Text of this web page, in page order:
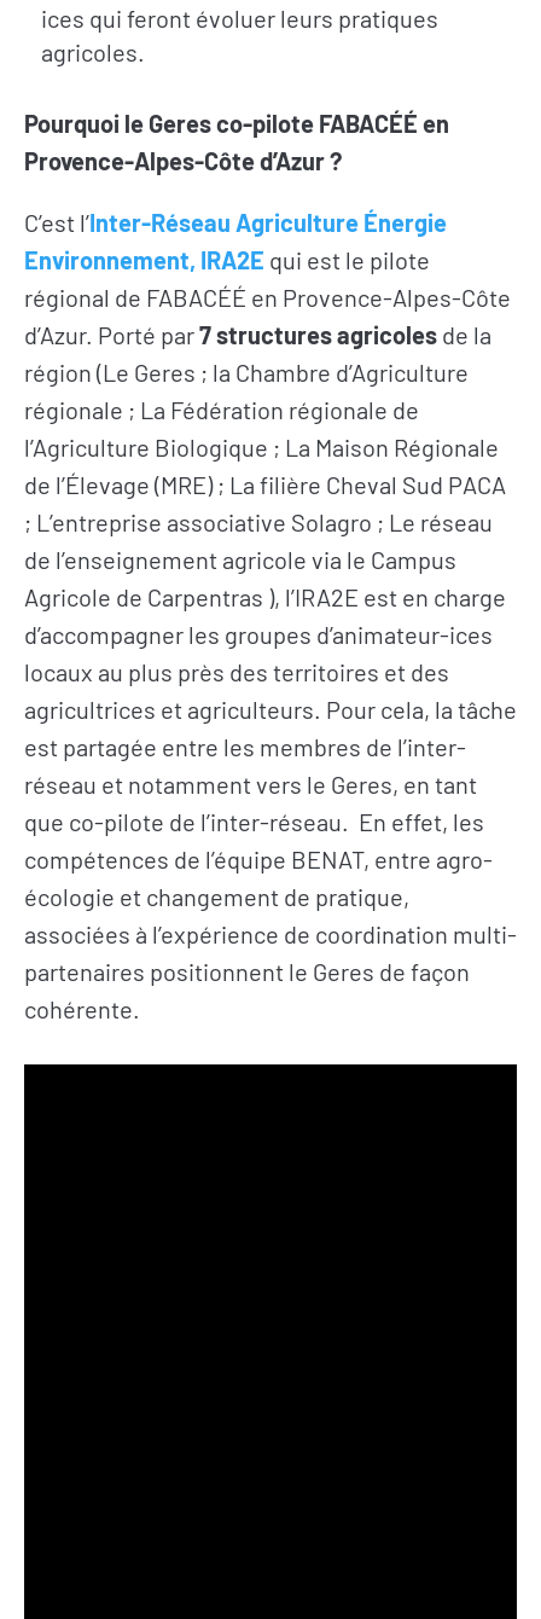
projets
Guides et
Décryptages
collectivités
ices qui feront évoluer leurs pratiques
agricoles.
Pourquoi le Geres co-pilote FABACÉÉ en
Provence-Alpes-Côte d’Azur ?
C’est l’Inter-Réseau Agriculture Énergie
Environnement, IRA2E qui est le pilote
régional de FABACÉÉ en Provence-Alpes-Côte
d’Azur. Porté par7 structures agricoles de la
région (Le Geres ; la Chambre d’Agriculture
régionale ; La Fédération régionale de
l’Agriculture Biologique ; La Maison Régionale
de l’Élevage (MRE) ; La filière Cheval Sud PACA
; L’entreprise associative Solagro ; Le réseau
de l’enseignement agricole via le Campus
Agricole de Carpentras ), l’IRA2E est en charge
d’accompagner les groupes d’animateur-ices
locaux au plus près des territoires et des
agricultrices et agriculteurs. Pour cela, la tâche
est partagée entre les membres de l’inter-
réseau et notamment vers le Geres, en tant
que co-pilote de l’inter-réseau. En effet, les
compétences de l’équipe BENAT, entre agro-
écologie et changement de pratique,
associées à l’expérience de coordination multi-
partenaires positionnent le Geres de façon
cohérente.